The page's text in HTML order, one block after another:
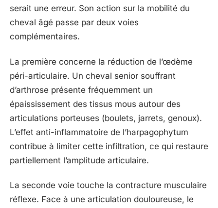
serait une erreur. Son action sur la mobilité du
cheval âgé passe par deux voies
complémentaires.
La première concerne la réduction de l’œdème
péri-articulaire. Un cheval senior souffrant
d’arthrose présente fréquemment un
épaississement des tissus mous autour des
articulations porteuses (boulets, jarrets, genoux).
L’effet anti-inflammatoire de l’harpagophytum
contribue à limiter cette infiltration, ce qui restaure
partiellement l’amplitude articulaire.
La seconde voie touche la contracture musculaire
réflexe. Face à une articulation douloureuse, le